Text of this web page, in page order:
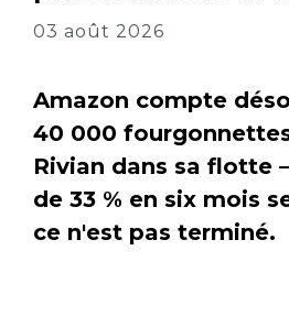
03 août 2026
Amazon compte
40 000
Rivian dans sa flotte
de 33 % en six mois
ce n'est pas terminé.